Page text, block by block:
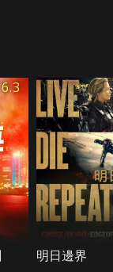
6.3
明日邊界